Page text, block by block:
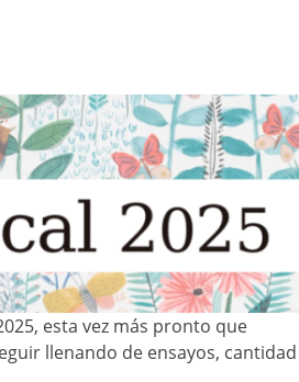
esta vez más pronto que
llenando de ensayos, cantidad